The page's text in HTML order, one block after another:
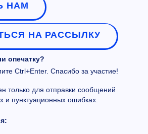
НАМ
НА РАССЫЛКУ
опечатку?
Ctrl+Enter. Спасибо за участие!
только для отправки сообщений
и пунктуационных ошибках.